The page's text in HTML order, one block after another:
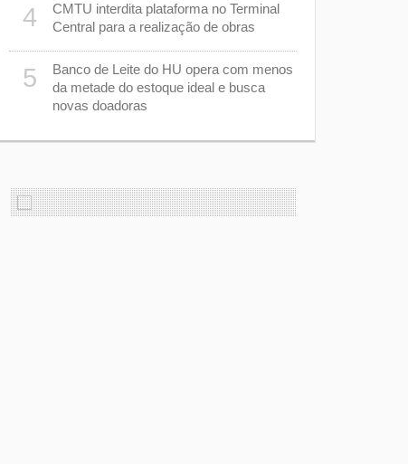
4
CMTU interdita plataforma no Terminal
Central para a realização de obras
5
Banco de Leite do HU opera com menos
da metade do estoque ideal e busca
novas doadoras